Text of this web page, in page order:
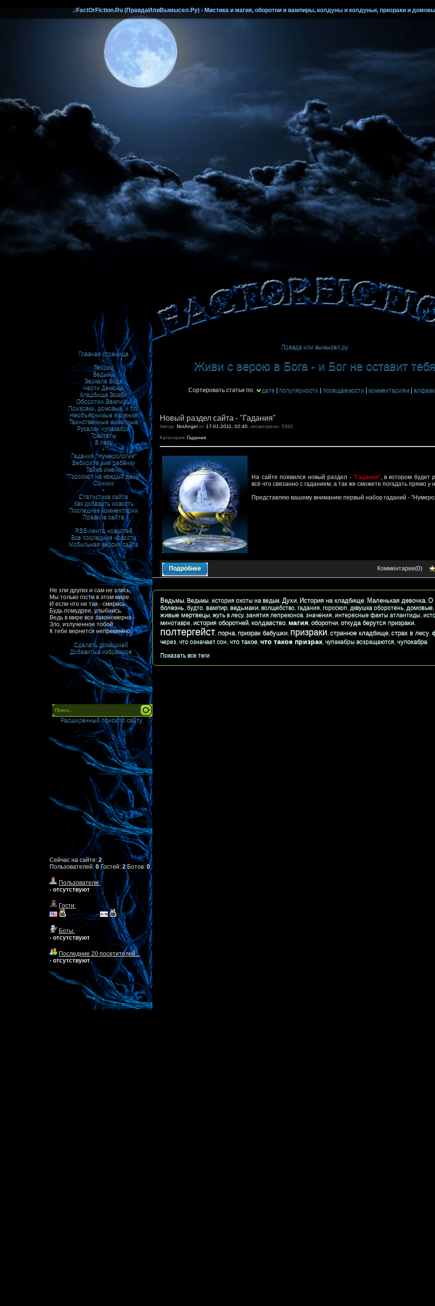
.:FactOrFiction.Ru (ПравдаИлиВымысел.Ру) - Мистика и магия, оборотни и вампиры, колдуны и колдуньи, призраки и
Главная страница
•
Теории
Ведьмы
Зеркала Вода
Черти Демоны
Кладбища Зомби
Оборотни Вампиры
Призраки, домовые, и т.п.
Необъяснимые явления
Таинственные животные
Русалки Чупакабра
Трактаты
В лесу
•
Гадания "Нумерология"
Вебирите имя ребёнку
Тайна имени
"Гороскоп на каждый день"
Сонник
•
Статистика сайта
Как добавить новость
Последние комментарии
Правила сайта
•
RSS-лента новостей
Все последние новости
Мобильная версия сайта
Не зли других и сам не злись,
Мы только гости в этом мире.
И если что не так - смирись,
Будь помудрее, улыбнись.
Ведь в мире все закономерно -
Зло, излученное тобой
К тебе вернется непременно.
Сделать домашней
|
Добавить в избранное
Расширенный поиск по сайту
Сейчас на сайте: 2
Пользователей:0 Гостей: 2Ботов:0
Пользователи:
- отсутствуют
Гости:
Боты:
- отсутствуют
Последние 20 посетителей...
- отсутствуют
Правда или вымысел.ру
Живи с верою в Бога - и Бог не оставит тебя
Сортировать статьи по: дате | популярности | посещаемости | комментариям |
Новый раздел сайта - "Гадания"
Автор: NotAngel от 17-01-2011, 02:40 , посмотрело: 5392
Категория: Гадания
На сайте появился новый раздел - "Гадания", в котором будет
всё что связанно с гаданием, а так же сможете погадать прямо у
Представляю вашему вниманию первый набор гаданий -
Подробнее Комментарии(0)
Ведьмы, Ведьмы. история охоты на ведьм, Духи, История на кладбище, Маленькая девочка, О
болезнь, будто, вампир, ведьмаки, волщебство, гадания, гороскоп, дквушка оборотень, домовые,
живые мертвецы, жуть в лесу, занятия лепреконов, значения, интересные факты атлантиды,
минотавре, история оборотней, колдавство, магия, оборотни, откуда берутся призраки,
полтергейст, порча, призрак бабушки, призраки, странное кладбище, страх в лесу,
через, что означает сон, что такое, что такое призрак, чупакабры возращаются, чупокабра
Показать все теги